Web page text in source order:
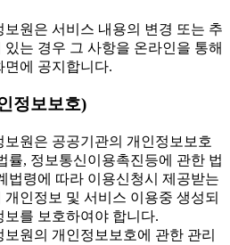
원은 서비스 내용의 변경 또는 추
있는 경우 그 사항을 온라인을 통해
면에 공지합니다.
정보보호)
원은 공공기관의 개인정보보호
률, 정보통신이용촉진등에 관한 법
법령에 따라 이용신청시 제공받는
개인정보 및 서비스 이용중 생성되
보를 보호하여야 합니다.
원의 개인정보보호에 관한 관리